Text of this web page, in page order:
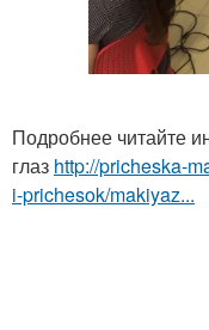
Подробнее читайте
глаз http://pricheska-
i-prichesok/makiyaz...